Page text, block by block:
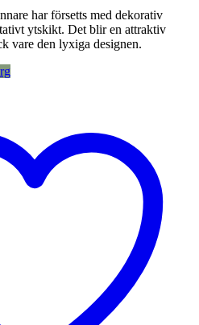
har försetts med dekorativ
ytskikt. Det blir en attraktiv
vare den lyxiga designen.